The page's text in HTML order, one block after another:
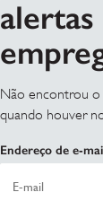
alertas
Não encontrou o
quando houver
Endereço de e-